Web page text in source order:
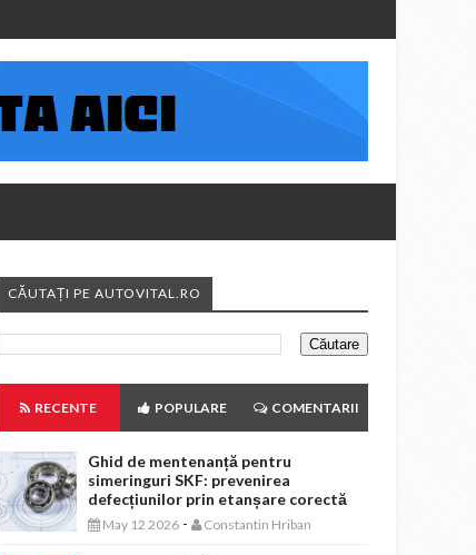
CĂUTAȚI PE AUTOVITAL.RO
RECENTE POPULARE COMENTARII
Ghid de mentenanță pentru
simeringuri SKF: prevenirea
defecțiunilor prin etanșare corectă
May 12 2026 - Constantin Hriban